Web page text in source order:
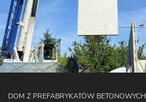
DOM Z PREFABRYKATÓW BETONOWYCH